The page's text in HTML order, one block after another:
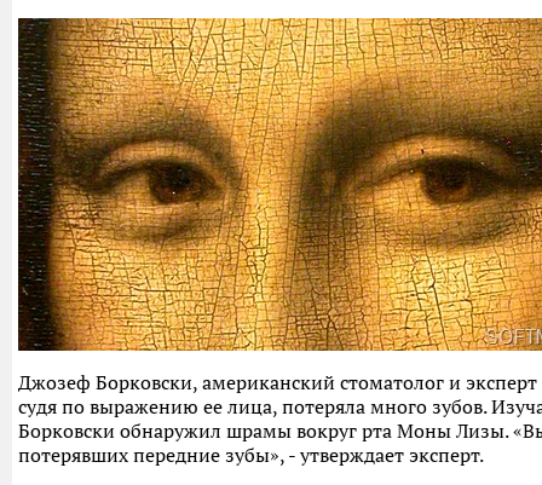
Джозеф Борковски, американский стоматолог и
судя по выражению ее лица, потеряла много зубов.
Борковски обнаружил шрамы вокруг рта Моны Лизы.
потерявших передние зубы», - утверждает эксперт.